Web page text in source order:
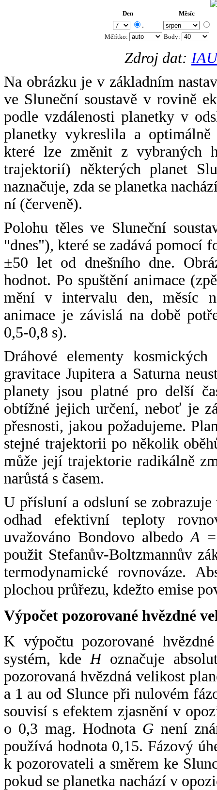
Den Měsíc
.
Měřítko: Body:
Zdroj dat:
Na obrázku je v základním
ve Sluneční soustavě v rovině
podle vzdálenosti planetky v
planetky vykreslila a
které lze změnit z vybraných
trajektorií) některých planet
naznačuje, zda se planetka
ní (červeně).
Polohu těles ve Sluneční
"dnes"), které se zadává pomocí
±50 let od dnešního dne.
hodnot. Po spuštění animace
mění v intervalu den, měsíc
animace je závislá na době
0,5-0,8 s).
Dráhové elementy
gravitace Jupitera a Saturna
planety jsou platné pro delší
obtížné jejich určení, neboť je
přesnosti, jakou požadujeme.
stejné trajektorii po několik
může její trajektorie radikálně
narůstá s časem.
U přísluní a odsluní se
odhad efektivní teploty
uvažováno Bondovo albedoA
použit Stefanův-Boltzmannův
termodynamické rovnováze.
plochou průřezu, kdežto emise
Výpočet pozorované hvězdné
K výpočtu pozorované
systém, kde Hoznačuje
pozorovaná hvězdná velikost
a 1 au od Slunce při nulovém
souvisí s efektem zjasnění v
o 0,3 mag. Hodnota G není
používá hodnota 0,15. Fázový
k pozorovateli a směrem ke
pokud se planetka nachází v